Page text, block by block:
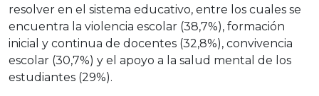
resolver en el sistema educativo, entre los cuales se
encuentra la violencia escolar (38,7%), formación
inicial y continua de docentes (32,8%), convivencia
escolar (30,7%) y el apoyo a la salud mental de los
estudiantes (29%).